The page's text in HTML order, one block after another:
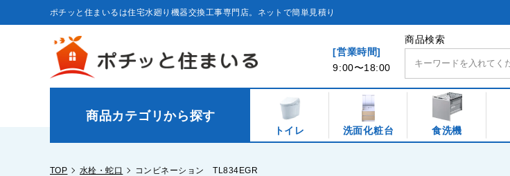
ポチッと住まいるは住宅水廻り機器交換工事専門店。ネットで簡単見積り
[営業時間]
9:00〜18:00
商品検索
商品カテゴリから探す
トイレ 洗面化粧台 食洗機
TOP 水栓・蛇口 コンビネーション TL834EGR